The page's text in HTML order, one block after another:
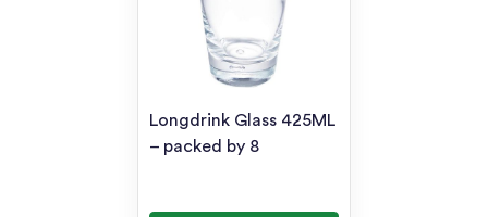
Longdrink Glass 425ML
– packed by 8